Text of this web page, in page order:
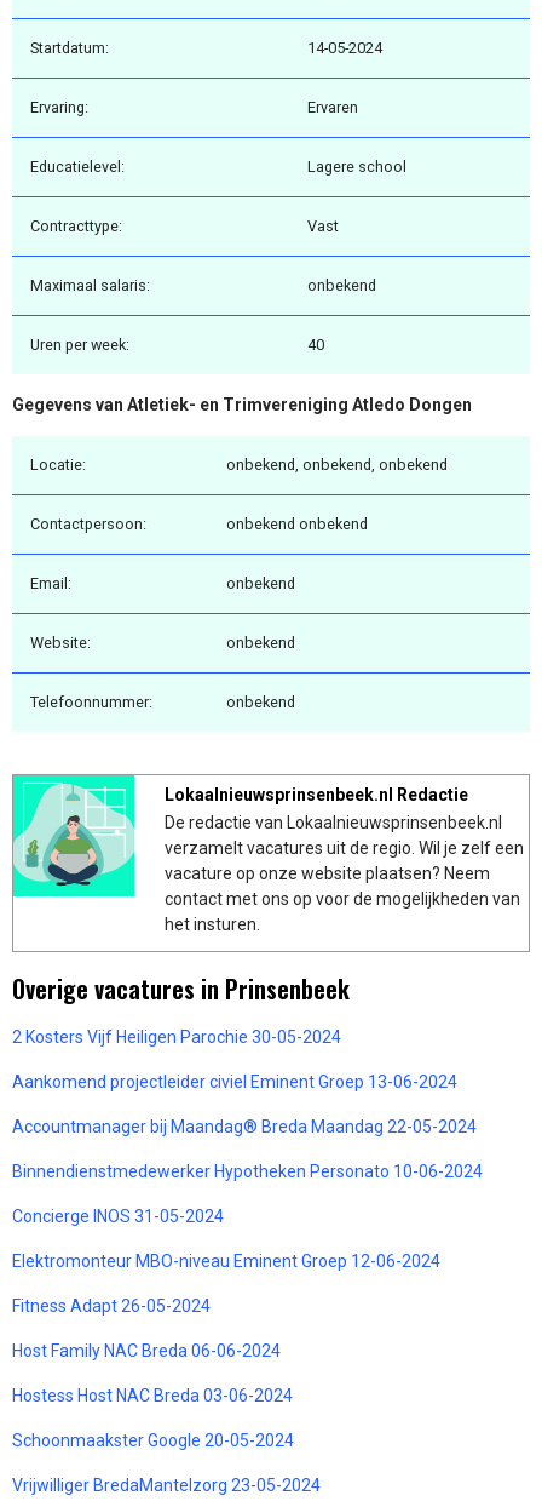
Startdatum: 14-05-2024
Ervaring: Ervaren
Educatielevel: Lagere school
Contracttype: Vast
Maximaal salaris: onbekend
Uren per week: 40
Gegevens van Atletiek- en Trimvereniging Atledo Dongen
Locatie: onbekend, onbekend, onbekend
Contactpersoon: onbekend onbekend
Email: onbekend
Website: onbekend
Telefoonnummer: onbekend
Lokaalnieuwsprinsenbeek.nl Redactie
De redactie van Lokaalnieuwsprinsenbeek.nl
verzamelt vacatures uit de regio. Wil je zelf een
vacature op onze website plaatsen? Neem
contact met ons op voor de mogelijkheden van
het insturen.
Overige vacatures in Prinsenbeek
2 Kosters Vijf Heiligen Parochie 30-05-2024
Aankomend projectleider civiel Eminent Groep 13-06-2024
Accountmanager bij Maandag® Breda Maandag 22-05-2024
Binnendienstmedewerker Hypotheken Personato 10-06-2024
Concierge INOS 31-05-2024
Elektromonteur MBO-niveau Eminent Groep 12-06-2024
Fitness Adapt 26-05-2024
Host Family NAC Breda 06-06-2024
Hostess Host NAC Breda 03-06-2024
Schoonmaakster Google 20-05-2024
Vrijwilliger BredaMantelzorg 23-05-2024